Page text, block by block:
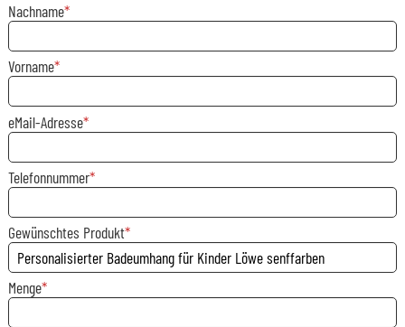
Nachname
Vorname
eMail-Adresse
Telefonnummer
Gewünschtes Produkt
Menge